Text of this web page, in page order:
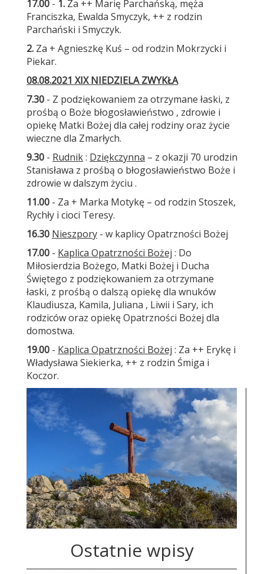
17.00 - 1. Za ++ Marię Parchańską, męża
Franciszka, Ewalda Smyczyk, ++ z rodzin
Parchański i Smyczyk.
2. Za + Agnieszkę Kuś – od rodzin Mokrzycki i
Piekar.
08.08.2021 XIX NIEDZIELA ZWYKŁA
7.30 - Z podziękowaniem za otrzymane łaski, z
prośbą o Boże błogosławieństwo , zdrowie i
opiekę Matki Bożej dla całej rodziny oraz życie
wieczne dla Zmarłych.
9.30 - Rudnik: Dziękczynna – z okazji 70 urodzin
Stanisława z prośbą o błogosławieństwo Boże i
zdrowie w dalszym życiu .
11.00 - Za + Marka Motykę – od rodzin Stoszek,
Rychły i cioci Teresy.
16.30 Nieszpory - w kaplicy Opatrzności Bożej
17.00 - Kaplica Opatrzności Bożej : Do
Miłosierdzia Bożego, Matki Bożej i Ducha
Świętego z podziękowaniem za otrzymane
łaski, z prośbą o dalszą opiekę dla wnuków
Klaudiusza, Kamila, Juliana , Liwii i Sary, ich
rodziców oraz opiekę Opatrzności Bożej dla
domostwa.
19.00 - Kaplica Opatrzności Bożej : Za ++ Erykę i
Władysława Siekierka, ++ z rodzin Śmiga i
Koczor.
Ostatnie wpisy